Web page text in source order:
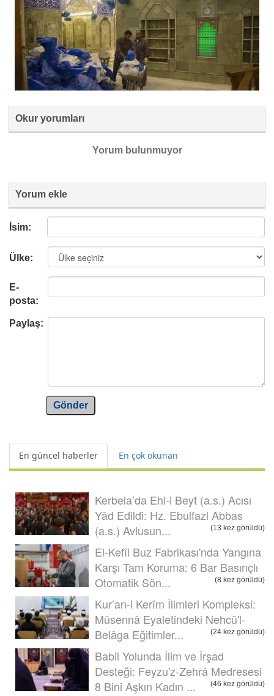
Okur yorumları
Yorum bulunmuyor
Yorum ekle
İsim:
Ülke:
E-
posta:
Paylaş:
Gönder
En güncel haberler En çok okunan
Kerbela’da Ehl-i Beyt (a.s.) Acısı
Yâd Edildi: Hz. Ebulfazl Abbas
(a.s.) Avlusun...
(13 kez görüldü)
El-Kefîl Buz Fabrikası'nda Yangına
Karşı Tam Koruma: 6 Bar Basınçlı
Otomatik Sön...
(8 kez görüldü)
Kur’an-i Kerîm İlimleri Kompleksi:
Müsennâ Eyaletindeki Nehcü'l-
Belâga Eğitimler...
(24 kez görüldü)
Babil Yolunda İlim ve İrşad
Desteği: Feyzu'z-Zehrâ Medresesi
8 Bini Aşkın Kadın ...
(46 kez görüldü)